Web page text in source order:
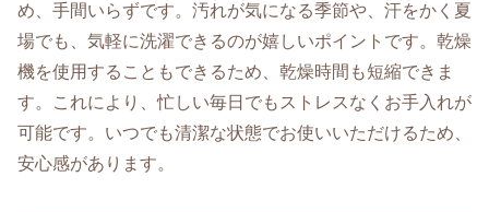
め、手間いらずです。汚れが気になる季節や、汗をかく夏
場でも、気軽に洗濯できるのが嬉しいポイントです。乾燥
機を使用することもできるため、乾燥時間も短縮できま
す。これにより、忙しい毎日でもストレスなくお手入れが
可能です。いつでも清潔な状態でお使いいただけるため、
安心感があります。